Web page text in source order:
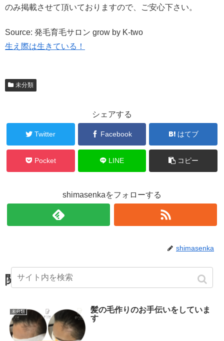
のみ掲載させて頂いておりますので、ご安心下さい。
Source: 発毛育毛サロン grow by K-two
生え際は生きている！
未分類
シェアする
Twitter Facebook はてブ
Pocket LINE コピー
shimasenkaをフォローする
shimasenka
関連記事
未分類
髪の毛作りのお手伝いをしていま
す